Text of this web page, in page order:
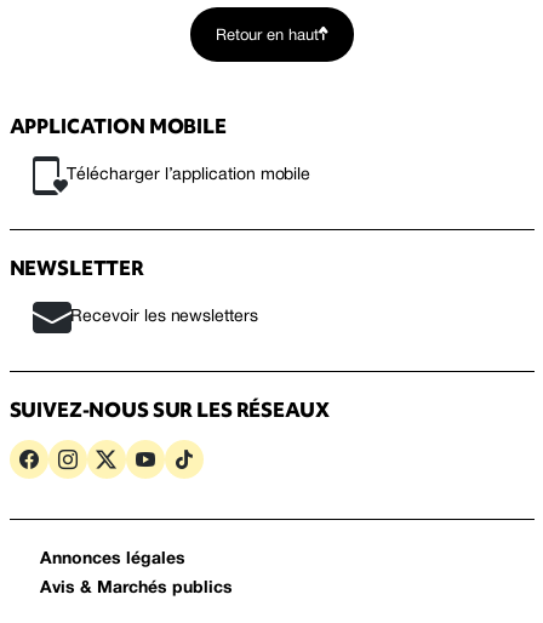
Retour en haut
APPLICATION MOBILE
Télécharger l’application mobile
NEWSLETTER
Recevoir les newsletters
SUIVEZ-NOUS SUR LES RÉSEAUX
Annonces légales
Avis & Marchés publics